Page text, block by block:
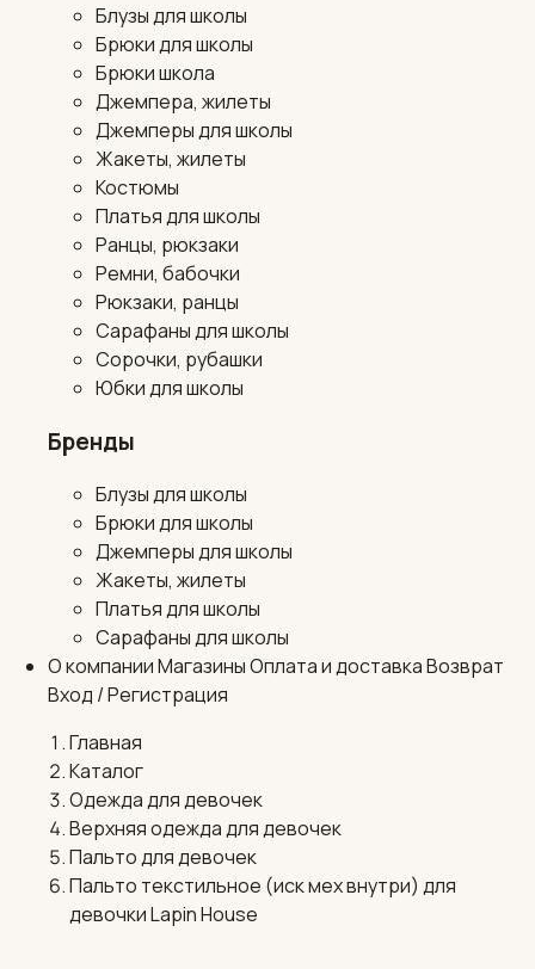
Блузы для школы
Брюки для школы
Брюки школа
Джемпера, жилеты
Джемперы для школы
Жакеты, жилеты
Костюмы
Платья для школы
Ранцы, рюкзаки
Ремни, бабочки
Рюкзаки, ранцы
Сарафаны для школы
Сорочки, рубашки
Юбки для школы
Бренды
Блузы для школы
Брюки для школы
Джемперы для школы
Жакеты, жилеты
Платья для школы
Сарафаны для школы
О компанииМагазиныОплата и доставкаВозврат
Вход / Регистрация
Главная
Каталог
Одежда для девочек
Верхняя одежда для девочек
Пальто для девочек
Пальто текстильное (иск мех внутри) для
девочки Lapin House